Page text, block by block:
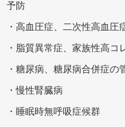
予防
・高血圧症、二次性高血圧
・脂質異常症、家族性高コ
・糖尿病、糖尿病合併症の
・慢性腎臓病
・睡眠時無呼吸症候群